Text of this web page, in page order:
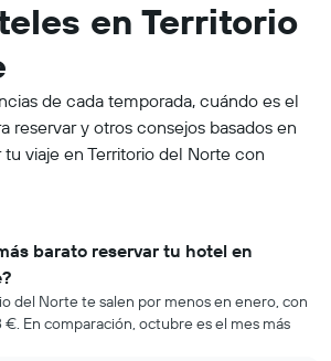
en Territorio
de cada temporada, cuándo es el
reservar y otros consejos basados en
viaje en Territorio del Norte con
barato reservar tu hotel en
del Norte te salen por menos en enero, con
€. En comparación, octubre es el mes más